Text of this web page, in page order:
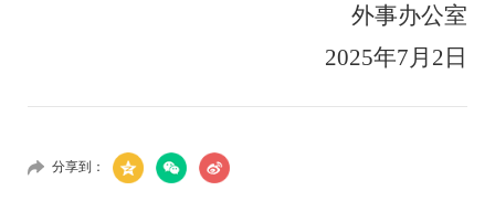
外事办公室
2025年7 月 2 日
分享到：